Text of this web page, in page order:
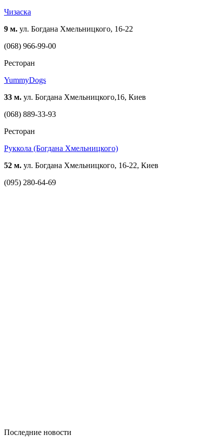
Чизаска
9 м. ул. Богдана Хмельницкого, 16-22
(068) 966-99-00
Ресторан
YummyDogs
33 м. ул. Богдана Хмельницкого,16, Киев
(068) 889-33-93
Ресторан
Руккола (Богдана Хмельницкого)
52 м. ул. Богдана Хмельницкого, 16-22, Киев
(095) 280-64-69
Последние новости